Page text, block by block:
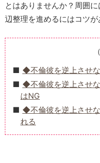
とはありませんか？周囲
辺整理を進めるにはコツが
◆不倫彼を逆上させ
◆不倫彼を逆上させ
はNG
◆不倫彼を逆上させ
れる